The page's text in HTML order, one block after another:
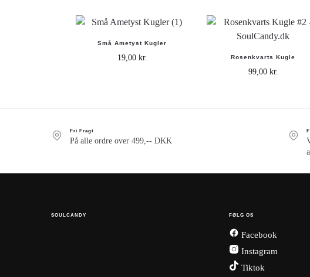
Små Ametyst Kugler
19,00 kr. Rosenkvarts Kugle
99,00 kr.
Fri Fragt
På alle ordre over 499,-- DKK
SOULCANDY FØLG OS
Facebook
Instagram
Tiktok